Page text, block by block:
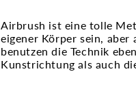
Airbrush ist eine tolle
eigener Körper sein,
benutzen die Technik
Kunstrichtung als auch